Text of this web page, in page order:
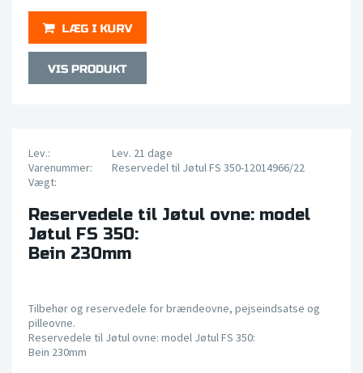
Lev.:
Lev. 21 dage
Varenummer:
Reservedel til Jøtul FS 350-12014966/22
Vægt:
Reservedele til Jøtul ovne: model
Jøtul FS 350:
Bein 230mm
Tilbehør og reservedele for brændeovne, pejseindsatse og
pilleovne.
Reservedele til Jøtul ovne: model Jøtul FS 350:
Bein 230mm